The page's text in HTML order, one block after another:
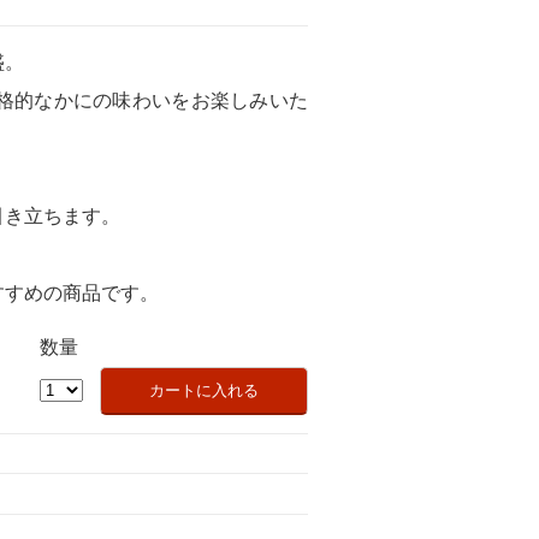
的なかにの味わいをお楽しみいた
立ちます。
めの商品です。
数量